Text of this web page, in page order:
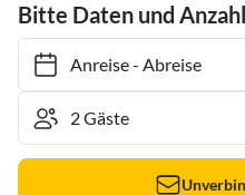
Bitte Daten und
Anreise- Abreise